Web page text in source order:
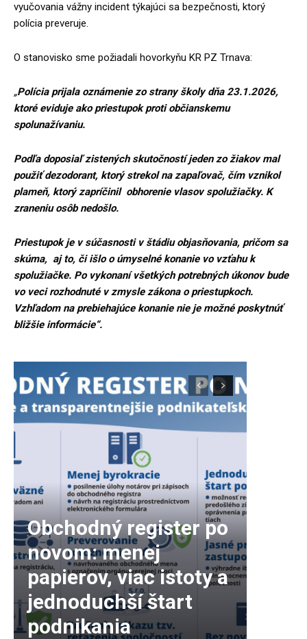
vyučovania vážny incident týkajúci sa bezpečnosti, ktorý
polícia preveruje.
O stanovisko sme požiadali hovorkyňu KR PZ Trnava:
„Polícia prijala oznámenie zo strany školy dňa 23.1.2026,
ktoré eviduje ako priestupok proti občianskemu
spolunažívaniu.
Podľa doposiaľ zistených skutočností jeden zo žiakov mal
použiť dezodorant, ktorý strekol na zapaľovač, čím vznikol
plameň, ktorý zapríčinil obhorenie vlasov spolužiačky. K
zraneniu osôb nedošlo.
Priestupok je v súčasnosti v štádiu objasňovania, pričom sa
skúma, aj to, či išlo o úmyselné konanie vo vzťahu k
spolužiačke. Po vykonaní všetkých potrebných úkonov bude
vo veci rozhodnuté v zmysle zákona o priestupkoch.
Vzhľadom na prebiehajúce konanie nie je možné poskytnúť
bližšie informácie“.
Obchodný register po
novom: menej
papierov, viac istoty a
jednoduchší štart
podnikania